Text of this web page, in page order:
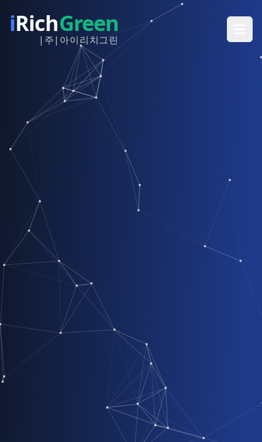
iRichGreen
|주|아이리치그린